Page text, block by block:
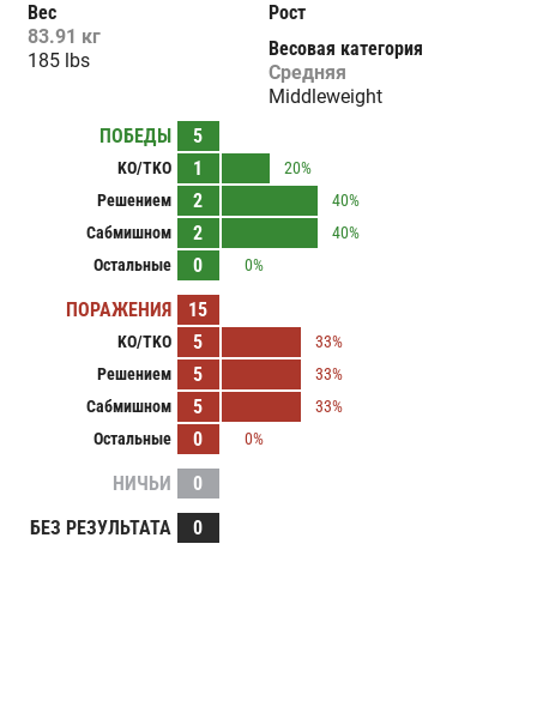
Вес
83.91 кг
185 lbs
Рост
Весовая категория
Средняя
Middleweight
ПОБЕДЫ
5
KO/TKO 1
20%
Решением
2
40%
Сабмишном
2
40%
Остальные
0 0%
ПОРАЖЕНИЯ 15
KO/TKO 5
33%
Решением
5
33%
Сабмишном
5
33%
Остальные
0 0%
НИЧЬИ
0
БЕЗ РЕЗУЛЬТАТА
0